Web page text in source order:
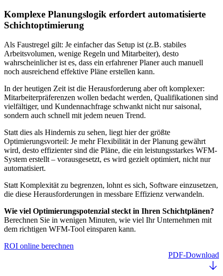
Komplexe Planungslogik erfordert automatisierte
Schichtoptimierung
Als Faustregel gilt: Je einfacher das Setup ist (z.B. stabiles
Arbeitsvolumen, wenige Regeln und Mitarbeiter), desto
wahrscheinlicher ist es, dass ein erfahrener Planer auch manuell
noch ausreichend effektive Pläne erstellen kann.
In der heutigen Zeit ist die Herausforderung aber oft komplexer:
Mitarbeiterpräferenzen wollen bedacht werden, Qualifikationen sind
vielfältiger, und Kundennachfrage schwankt nicht nur saisonal,
sondern auch schnell mit jedem neuen Trend.
Statt dies als Hindernis zu sehen, liegt hier der größte
Optimierungsvorteil: Je mehr Flexibilität in der Planung gewährt
wird, desto effizienter sind die Pläne, die ein leistungsstarkes WFM-
System erstellt – vorausgesetzt, es wird gezielt optimiert, nicht nur
automatisiert.
Statt Komplexität zu begrenzen, lohnt es sich, Software einzusetzen,
die diese Herausforderungen in messbare Effizienz verwandeln.
Wie viel Optimierungspotenzial steckt in Ihren Schichtplänen?
Berechnen Sie in wenigen Minuten, wie viel Ihr Unternehmen mit
dem richtigen WFM-Tool einsparen kann.
ROI online berechnen
PDF-Download